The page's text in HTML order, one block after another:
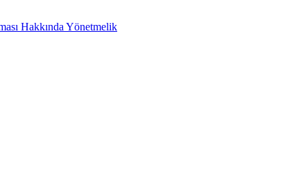
Hakkında Yönetmelik